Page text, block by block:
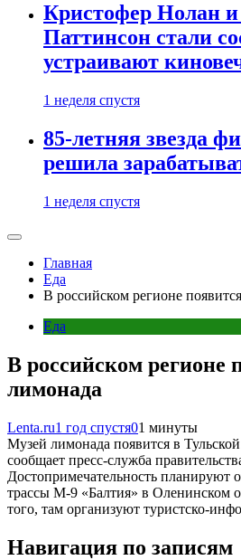
Кристофер Нолан и
Паттинсон стали
устраивают
1 неделя спустя
85-летняя звезда
решила
1 неделя спустя
Главная
Еда
В российском регионе
Еда
В российском регионе
лимонада
Lenta.ru1 год спустя01 минуты
Музей лимонада появится в
сообщает пресс-служба
Достопримечательность планируют
трассы М-9 «Балтия» в Оленинском
того, там организуют туристско-
Навигация по записям